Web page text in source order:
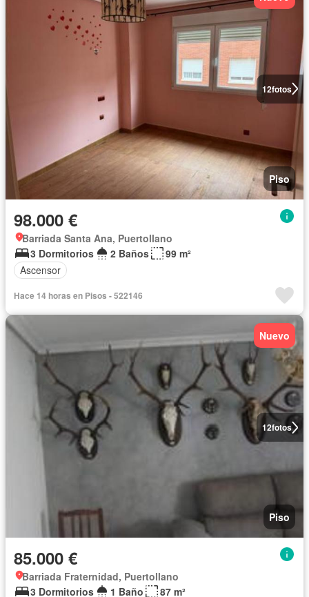
12fotos
Piso
98.000 €
Barriada Santa Ana, Puertollano
3 Dormitorios
2 Baños
99 m²
Ascensor
Hace 14 horas en Pisos - 522146
12fotos
Nuevo
Piso
85.000 €
Barriada Fraternidad, Puertollano
3 Dormitorios
1 Baño 87 m²